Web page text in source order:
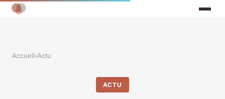
Accueil›Actu
ACTU